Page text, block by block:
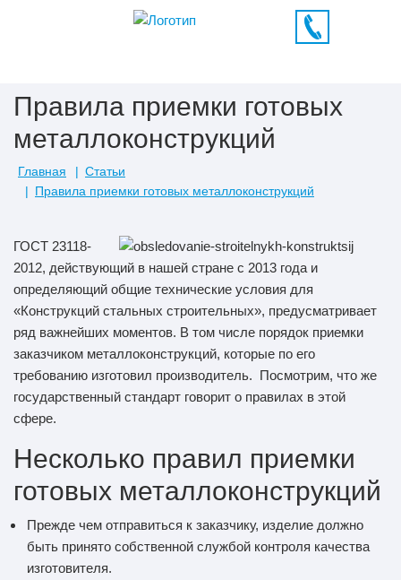
Правила приемки готовых
металлоконструкций
Главная
Статьи
Правила приемки готовых металлоконструкций
ГОСТ 23118-
2012, действующий в нашей стране с 2013 года и
определяющий общие технические условия для
«Конструкций стальных строительных», предусматривает
ряд важнейших моментов. В том числе порядок приемки
заказчиком металлоконструкций, которые по его
требованию изготовил производитель. Посмотрим, что же
государственный стандарт говорит о правилах в этой
сфере.
Несколько правил приемки
готовых металлоконструкций
Прежде чем отправиться к заказчику, изделие должно
быть принято собственной службой контроля качества
изготовителя.